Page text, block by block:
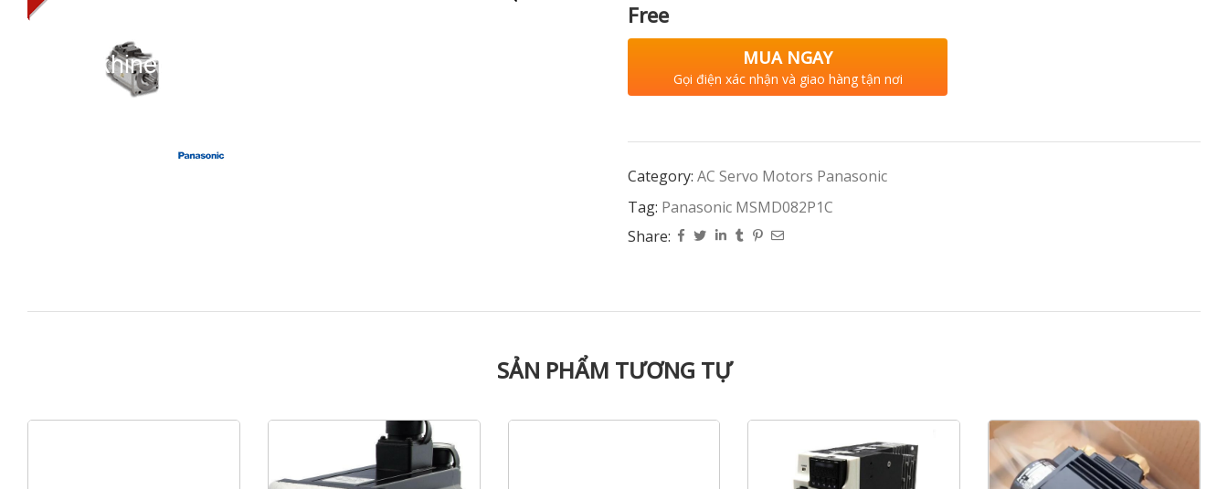
Free
MUA NGAY
Gọi điện xác nhận và giao hàng tận nơi
Category: AC Servo Motors Panasonic
Tag: Panasonic MSMD082P1C
Share:
SẢN PHẨM TƯƠNG TỰ